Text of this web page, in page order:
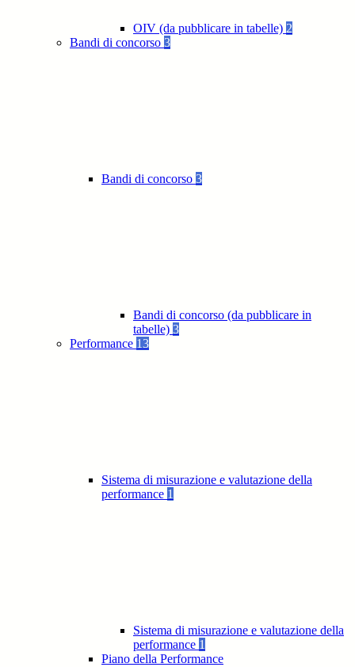
OIV (da pubblicare in tabelle) 2
Bandi di concorso 3
Bandi di concorso 3
Bandi di concorso (da pubblicare in
tabelle) 3
Performance 13
Sistema di misurazione e valutazione della
performance 1
Sistema di misurazione e valutazione della
performance 1
Piano della Performance